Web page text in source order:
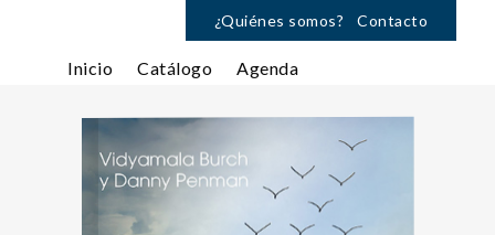
¿Quiénes somos? Contacto
Inicio Catálogo Agenda